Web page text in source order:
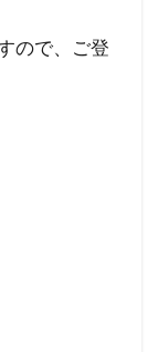
ので、ご登